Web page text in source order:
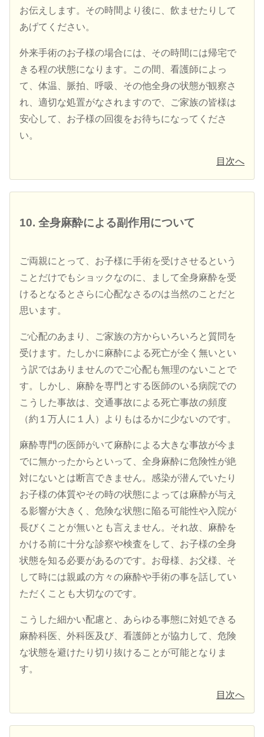
お伝えします。その時間より後に、飲ませたりして
あげてください。
外来手術のお子様の場合には、その時間には帰宅で
きる程の状態になります。この間、看護師によっ
て、体温、脈拍、呼吸、その他全身の状態が観察さ
れ、適切な処置がなされますので、ご家族の皆様は
安心して、お子様の回復をお待ちになってくださ
い。
目次へ
10. 全身麻酔による副作用について
ご両親にとって、お子様に手術を受けさせるという
ことだけでもショックなのに、まして全身麻酔を受
けるとなるとさらに心配なさるのは当然のことだと
思います。
ご心配のあまり、ご家族の方からいろいろと質問を
受けます。たしかに麻酔による死亡が全く無いとい
う訳ではありませんのでご心配も無理のないことで
す。しかし、麻酔を専門とする医師のいる病院での
こうした事故は、交通事故による死亡事故の頻度
（約１万人に１人）よりもはるかに少ないのです。
麻酔専門の医師がいて麻酔による大きな事故が今ま
でに無かったからといって、全身麻酔に危険性が絶
対にないとは断言できません。感染が潜んでいたり
お子様の体質やその時の状態によっては麻酔が与え
る影響が大きく、危険な状態に陥る可能性や入院が
長びくことが無いとも言えません。それ故、麻酔を
かける前に十分な診察や検査をして、お子様の全身
状態を知る必要があるのです。お母様、お父様、そ
して時には親戚の方々の麻酔や手術の事を話してい
ただくことも大切なのです。
こうした細かい配慮と、あらゆる事態に対処できる
麻酔科医、外科医及び、看護師とが協力して、危険
な状態を避けたり切り抜けることが可能となりま
す。
目次へ